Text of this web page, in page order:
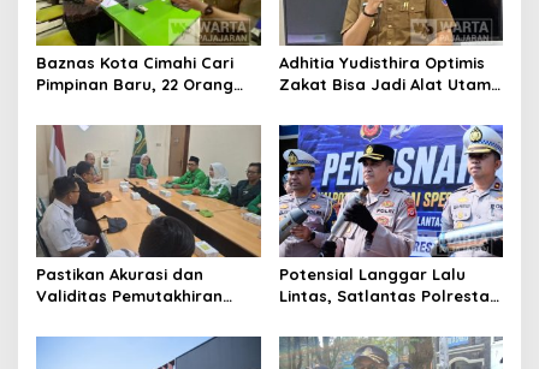
Baznas Kota Cimahi Cari
Pimpinan Baru, 22 Orang
Adhitia Yudisthira Optimis
Zakat Bisa Jadi Alat Utama
Kota Cimahi
Pastikan Akurasi dan
Validitas Pemutakhiran
Cimahi Lakukan
Potensial Langgar Lalu
Lintas, Satlantas Polresta
Motor Berknalpot Brong